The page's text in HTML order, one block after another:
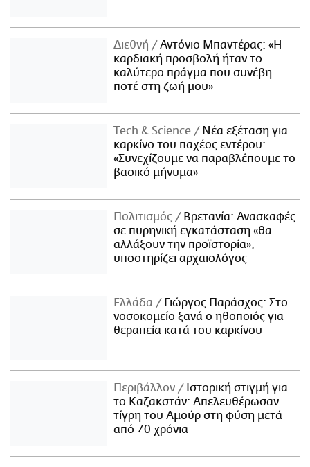
Διεθνή
Αντόνιο Μπαντέρας: «Η
καρδιακή προσβολή ήταν το
καλύτερο πράγμα που συνέβη
ποτέ στη ζωή μου»
Τech & Science
Νέα εξέταση για
καρκίνο του παχέος εντέρου:
«Συνεχίζουμε να παραβλέπουμε το
βασικό μήνυμα»
Πολιτισμός
Βρετανία: Ανασκαφές
σε πυρηνική εγκατάσταση «θα
αλλάξουν την προϊστορία»,
υποστηρίζει αρχαιολόγος
Ελλάδα
Γιώργος Παράσχος: Στο
νοσοκομείο ξανά ο ηθοποιός για
θεραπεία κατά του καρκίνου
Περιβάλλον
Ιστορική στιγμή για
το Καζακστάν: Απελευθέρωσαν
τίγρη του Αμούρ στη φύση μετά
από 70 χρόνια